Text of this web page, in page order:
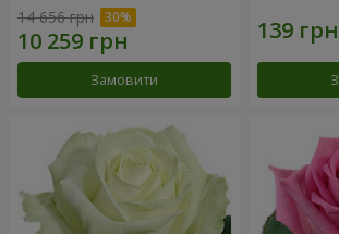
14 656 грн
Замовити